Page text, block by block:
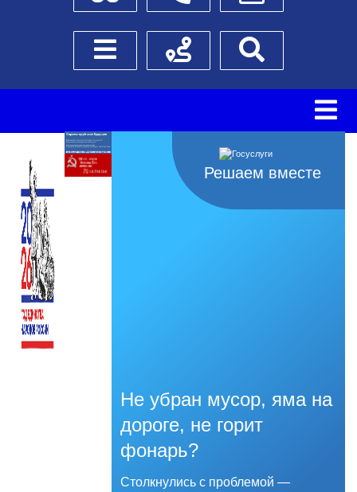
Боковое менюСхема проезда
Решаем вместе
Не убран мусор, яма на
дороге, не горит
фонарь?
Столкнулись с проблемой —